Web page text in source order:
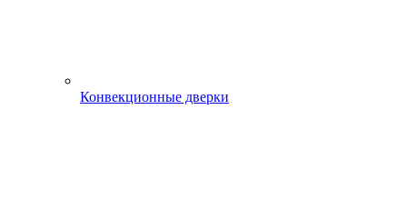
Конвекционные дверки